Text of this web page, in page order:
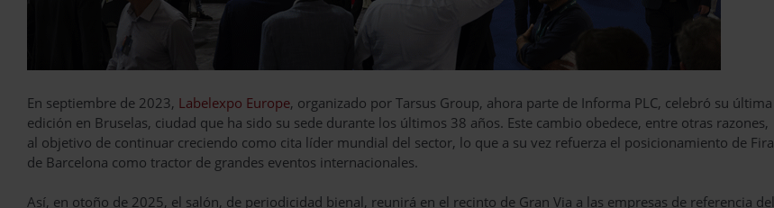
En septiembre de 2023, Labelexpo Europe, organizado por Tarsus Group, ahora parte de Informa PLC, celebró su última
edición en Bruselas, ciudad que ha sido su sede durante los últimos 38 años. Este cambio obedece, entre otras razones,
al objetivo de continuar creciendo como cita líder mundial del sector, lo que a su vez refuerza el posicionamiento de Fira
de Barcelona como tractor de grandes eventos internacionales.
Así, en otoño de 2025, el salón, de periodicidad bienal, reunirá en el recinto de Gran Via a las empresas de referencia del